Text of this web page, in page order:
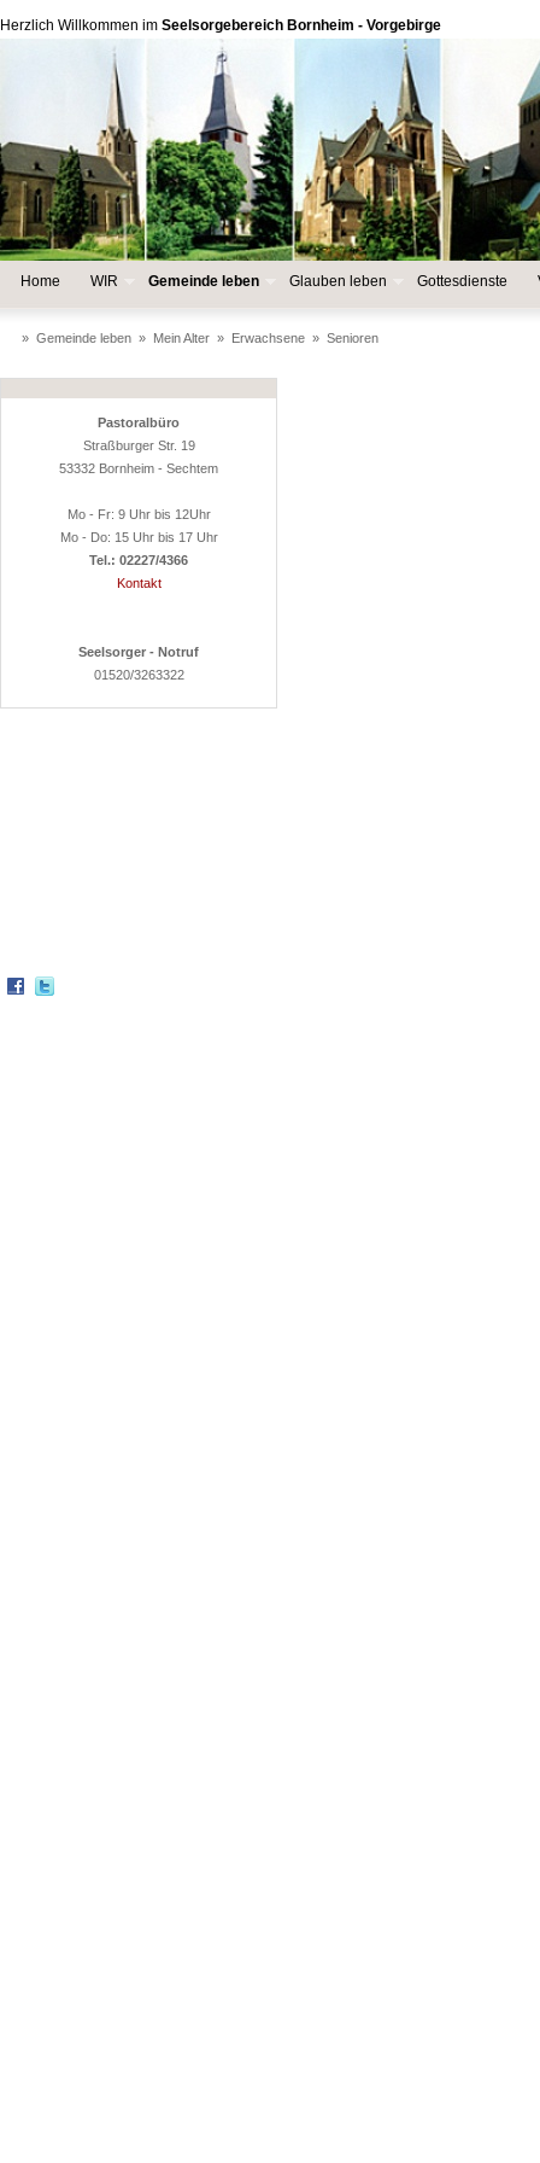
Herzlich Willkommen im Seelsorgebereich Bornheim - Vorgebirge
Home WIR Gemeinde leben Glauben leben Gottesdienste
» Gemeinde leben » Mein Alter » Erwachsene » Senioren
Pastoralbüro
Straßburger Str. 19
53332 Bornheim - Sechtem
Mo - Fr: 9 Uhr bis 12Uhr
Mo - Do: 15 Uhr bis 17 Uhr
Tel.: 02227/4366
Kontakt
Seelsorger - Notruf
01520/3263322